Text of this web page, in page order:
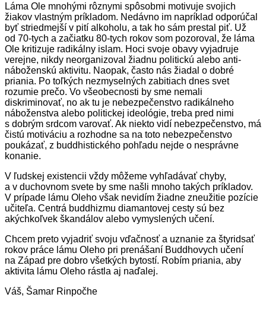
Láma Ole mnohými rôznymi spôsobmi motivuje svojich
žiakov vlastným príkladom. Nedávno im napríklad odporúčal
byť striedmejší v pití alkoholu, a tak ho sám prestal piť. Už
od 70-tych a začiatku 80-tych rokov som pozoroval, že láma
Ole kritizuje radikálny islam. Hoci svoje obavy vyjadruje
verejne, nikdy neorganizoval žiadnu politickú alebo anti-
náboženskú aktivitu. Naopak, často nás žiadal o dobré
priania. Po toľkých nezmyselných zabitiach dnes svet
rozumie prečo. Vo všeobecnosti by sme nemali
diskriminovať, no ak tu je nebezpečenstvo radikálneho
náboženstva alebo politickej ideológie, treba pred nimi
s dobrým srdcom varovať. Ak niekto vidí nebezpečenstvo, má
čistú motiváciu a rozhodne sa na toto nebezpečenstvo
poukázať, z buddhistického pohľadu nejde o nesprávne
konanie.
V ľudskej existencii vždy môžeme vyhľadávať chyby,
a v duchovnom svete by sme našli mnoho takých príkladov.
V prípade lámu Oleho však nevidím žiadne zneužitie pozície
učiteľa. Centrá buddhizmu diamantovej cesty sú bez
akýchkoľvek škandálov alebo vymyslených učení.
Chcem preto vyjadriť svoju vďačnosť a uznanie za štyridsať
rokov práce lámu Oleho pri prenášaní Buddhovych učení
na Západ pre dobro všetkých bytostí. Robím priania, aby
aktivita lámu Oleho rástla aj naďalej.
Váš, Šamar Rinpočhe